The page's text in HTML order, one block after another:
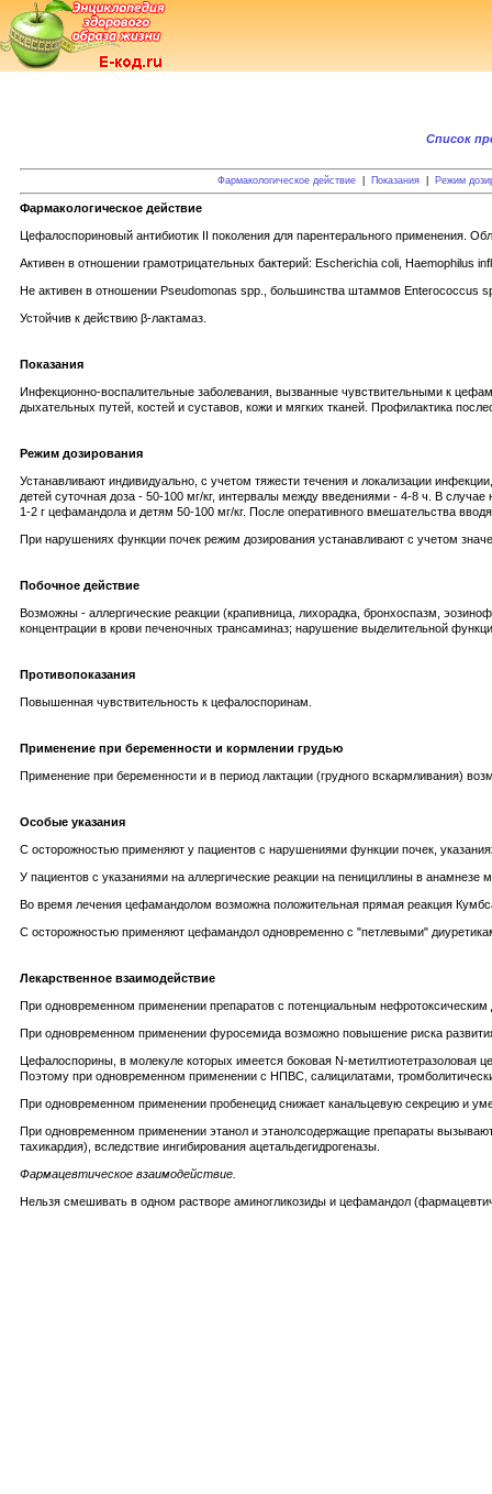
Список
Фармакологическое действие Показания Режим
Фармакологическое действие
Цефалоспориновый антибиотик II поколения для парентерального применения.
Активен в отношении грамотрицательных бактерий: Escherichia coli, Haemophilus
Не активен в отношении Pseudomonas spp., большинства штаммов Enterococcus
Устойчив к действию β-лактамаз.
Показания
Инфекционно-воспалительные заболевания, вызванные чувствительными к
дыхательных путей, костей и суставов, кожи и мягких тканей. Профилактика
Режим дозирования
Устанавливают индивидуально, с учетом тяжести течения и локализации
детей суточная доза - 50-100 мг/кг, интервалы между введениями - 4-8 ч. В
1-2 г цефамандола и детям 50-100 мг/кг. После оперативного вмешательства
При нарушениях функции почек режим дозирования устанавливают с учетом
Побочное действие
Возможны - аллергические реакции (крапивница, лихорадка, бронхоспазм,
концентрации в крови печеночных трансаминаз; нарушение выделительной
Противопоказания
Повышенная чувствительность к цефалоспоринам.
Применение при беременности и кормлении грудью
Применение при беременности и в период лактации (грудного вскармливания)
Особые указания
С осторожностью применяют у пациентов с нарушениями функции почек,
У пациентов с указаниями на аллергические реакции на пенициллины в
Во время лечения цефамандолом возможна положительная прямая реакция
С осторожностью применяют цефамандол одновременно с "петлевыми"
Лекарственное взаимодействие
При одновременном применении препаратов с потенциальным нефротоксическим
При одновременном применении фуросемида возможно повышение риска
Цефалоспорины, в молекуле которых имеется боковая N-метилтиотетразоловая
Поэтому при одновременном применении с НПВС, салицилатами,
При одновременном применении пробенецид снижает канальцевую секрецию и
При одновременном применении этанол и этанолсодержащие препараты
тахикардия), вследствие ингибирования ацетальдегидрогеназы.
Фармацевтическое взаимодействие.
Нельзя смешивать в одном растворе аминогликозиды и цефамандол